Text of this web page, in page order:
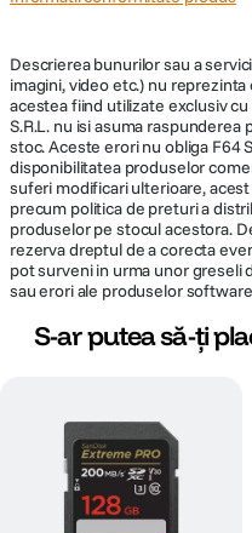
Descrierea bunurilor sau a
imagini, video etc.) nu
acestea fiind utilizate exclusiv
S.R.L. nu isi asuma
stoc. Aceste erori nu obliga F64
disponibilitatea produselor
suferi modificari ulterioare,
precum politica de preturi a
produselor pe stocul acestora.
rezerva dreptul de a corecta
pot surveni in urma unor greseli
sau erori ale produselor
S-ar putea să-ți